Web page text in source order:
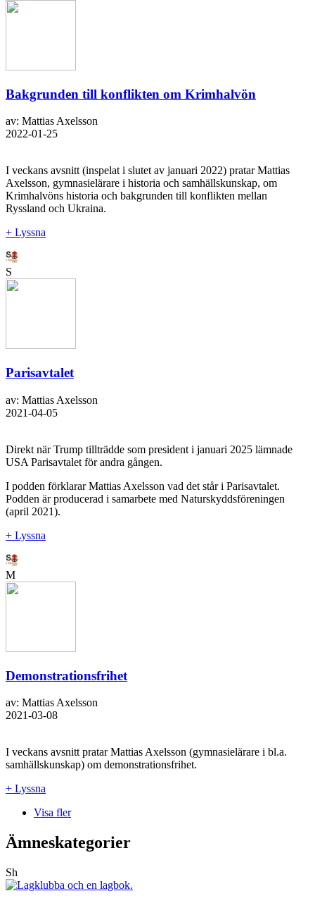
Bakgrunden till konflikten om Krimhalvön
av: Mattias Axelsson
2022-01-25
I veckans avsnitt (inspelat i slutet av januari 2022) pratar Mattias
Axelsson, gymnasielärare i historia och samhällskunskap, om
Krimhalvöns historia och bakgrunden till konflikten mellan
Ryssland och Ukraina.
+ Lyssna
S
Parisavtalet
av: Mattias Axelsson
2021-04-05
Direkt när Trump tillträdde som president i januari 2025 lämnade
USA Parisavtalet för andra gången.
I podden förklarar Mattias Axelsson vad det står i Parisavtalet.
Podden är producerad i samarbete med Naturskyddsföreningen
(april 2021).
+ Lyssna
M
Demonstrationsfrihet
av: Mattias Axelsson
2021-03-08
I veckans avsnitt pratar Mattias Axelsson (gymnasielärare i bl.a.
samhällskunskap) om demonstrationsfrihet.
+ Lyssna
Visa fler
Ämneskategorier
Sh